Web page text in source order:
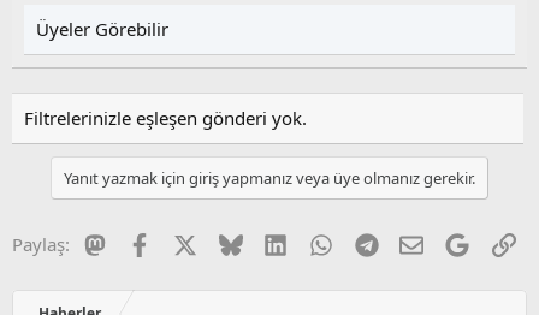
Üyeler Görebilir
Filtrelerinizle eşleşen gönderi yok.
Yanıt yazmak için giriş yapmanız veya üye olmanız gerekir.
Paylaş: MastodonFacebook BlueskyLinkedInWhatsAppTelegram
E-postaGoogle